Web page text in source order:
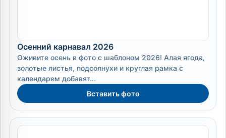
Осенний карнавал 2026
Оживите осень в фото с шаблоном 2026! Алая ягода,
золотые листья, подсолнухи и круглая рамка с
календарем добавят...
Вставить фото